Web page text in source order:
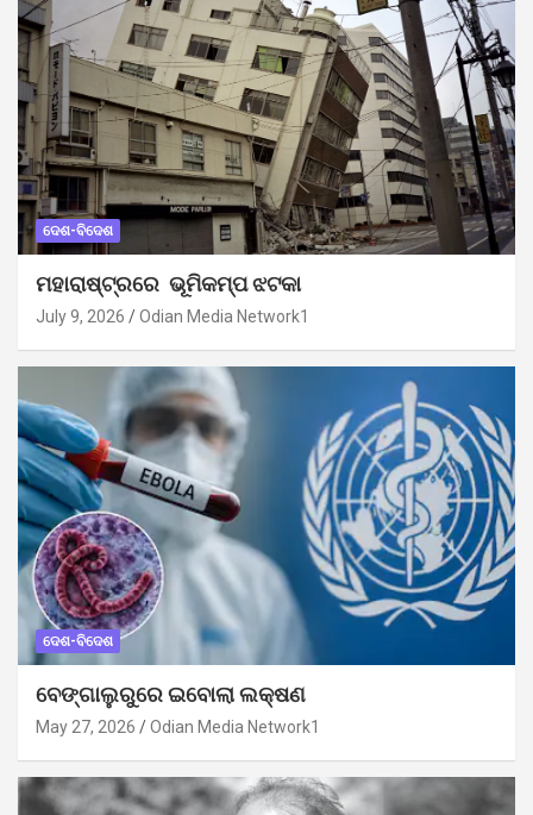
ଦେଶ-ବିଦେଶ
ମହାରାଷ୍ଟ୍ରରେ ଭୂମିକମ୍ପ ଝଟକା
July 9, 2026 Odian Media Network1
ଦେଶ-ବିଦେଶ
ବେଙ୍ଗାଲୁରୁରେ ଇବୋଲା ଲକ୍ଷଣ
May 27, 2026 Odian Media Network1